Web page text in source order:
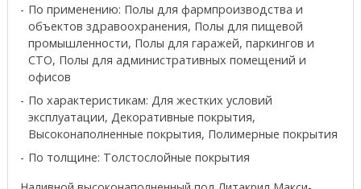
По применению: Полы для фармпроизводства и
объектов здравоохранения, Полы для пищевой
промышленности, Полы для гаражей, паркингов и
СТО, Полы для административных помещений и
офисов
По характеристикам: Для жестких условий
эксплуатации, Декоративные покрытия,
Высоконаполненные покрытия, Полимерные покрытия
По толщине: Толстослойные покрытия